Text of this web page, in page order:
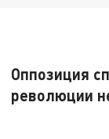
Оппозиция
революции